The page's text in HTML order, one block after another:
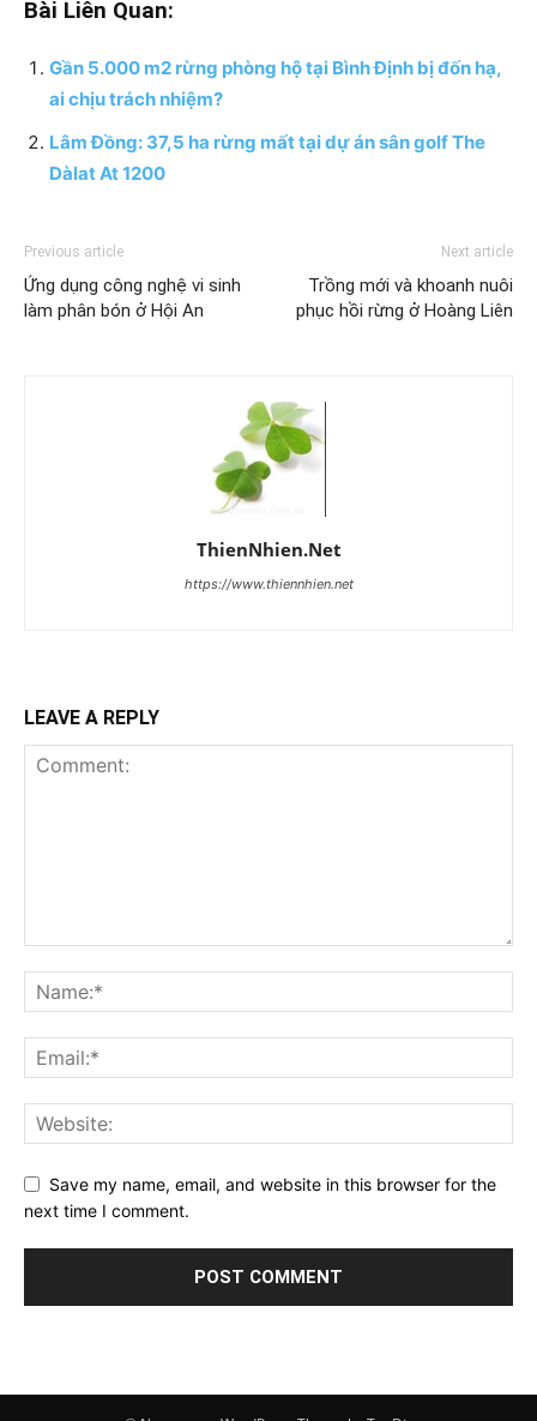
Bài Liên Quan:
Gần 5.000 m2 rừng phòng hộ tại Bình Định bị đốn hạ,
ai chịu trách nhiệm?
Lâm Đồng: 37,5 ha rừng mất tại dự án sân golf The
Dàlat At 1200
Previous article
Ứng dụng công nghệ vi sinh
làm phân bón ở Hội An
Next article
Trồng mới và khoanh nuôi
phục hồi rừng ở Hoàng Liên
ThienNhien.Net
https://www.thiennhien.net
LEAVE A REPLY
Save my name, email, and website in this browser for the
next time I comment.